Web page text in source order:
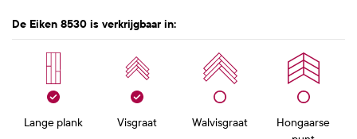
De Eiken 8530 is verkrijgbaar in:
Lange plank Visgraat Walvisgraat
Hongaarse